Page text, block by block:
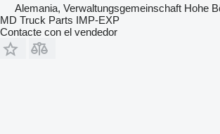
Alemania, Verwaltungsgemeinschaft Hohe
MD Truck Parts IMP-EXP
Contacte con el vendedor